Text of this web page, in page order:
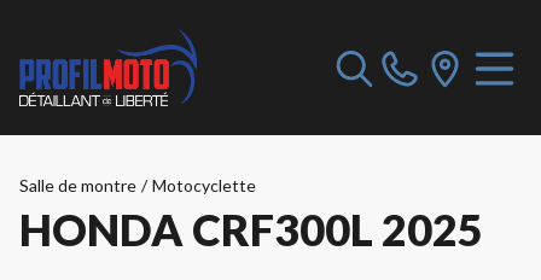
Salle de montre / Motocyclette
HONDA CRF300L 2025